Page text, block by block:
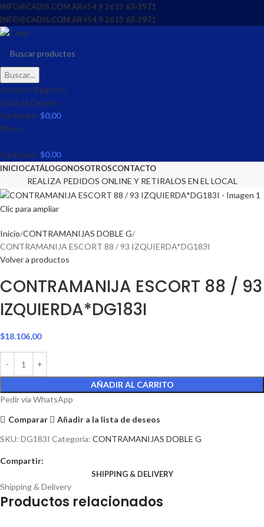
INFO@CADIS.COM.AR‪+54 9 2613 63‑3971‬
INFO@CADIS.COM.AR‪+54 9 2613 63‑3971‬
Buscar...
Acceso / Registro
Lista de Deseos
0artículos $0,00
Menú
0artículos $0,00
INICIOCATÁLOGONOSOTROSCONTACTO
REALIZA PEDIDOS ONLINE Y RETIRALOS EN EL LOCAL
Clic para ampliar
Inicio CONTRAMANIJAS DOBLE G
CONTRAMANIJA ESCORT 88 / 93 IZQUIERDA*DG183I
Volver a productos
CONTRAMANIJA ESCORT 88 / 93
IZQUIERDA*DG183I
$18.106,00
AÑADIR AL CARRITO
Pedir via WhatsApp
Comparar
Añadir a la lista de deseos
SKU: DG183I Categoría: CONTRAMANIJAS DOBLE G
Compartir:
SHIPPING & DELIVERY
Shipping & Delivery
Productos relacionados